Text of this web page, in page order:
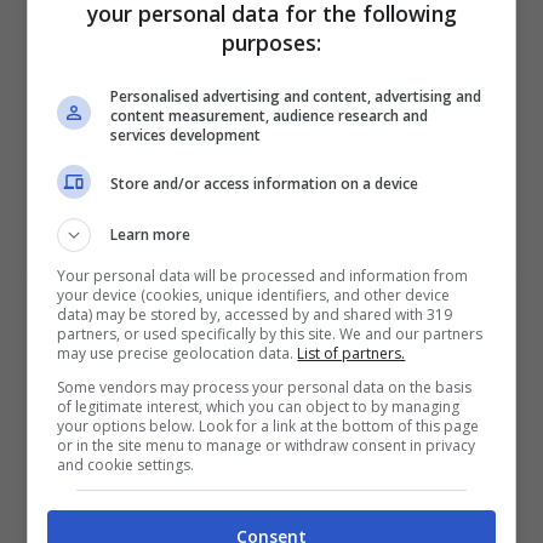
Fino a 2050€ sport e casino
Per i nuovi registrati: 100% fino a 2.000€ in Bonus
2050€
VERIFICA
BONUS BENVENUTO LOTTOMATICA: 2050€
Fino a 2050€ bonus scommesse e sport
Per i nuovi utenti della piattaforma: 100% fino a 50€ in
Bonus Scommesse + 100% fino a 2000€ in Bonus
Sport
your personal data for the following
purposes:
Personalised advertising and content, advertising and
content measurement, audience research and
services development
Store and/or access information on a device
Learn more
Your personal data will be processed and information from
your device (cookies, unique identifiers, and other device
data) may be stored by, accessed by and shared with 319
partners, or used specifically by this site. We and our partners
may use precise geolocation data. List of partners.
Some vendors may process your personal data on the basis
of legitimate interest, which you can object to by managing
your options below. Look for a link at the bottom of this page
or in the site menu to manage or withdraw consent in privacy
and cookie settings.
Consent